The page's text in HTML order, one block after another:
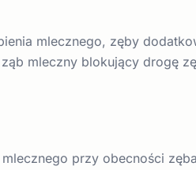
mlecznego, zęby
mleczny blokujący drogę
przy obecności